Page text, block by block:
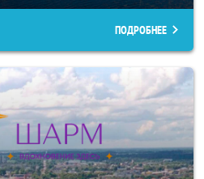
ПОДРОБНЕЕ